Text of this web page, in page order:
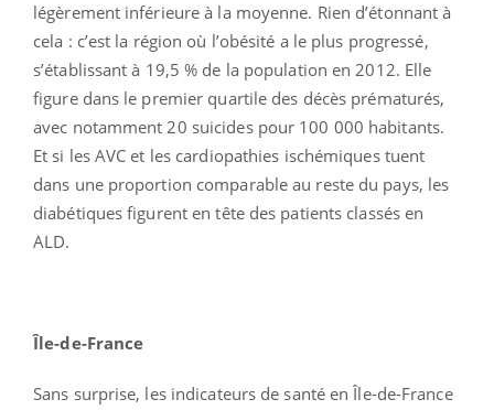
légèrement inférieure à la moyenne. Rien d’étonnant à
cela : c’est la région où l’obésité a le plus progressé,
s’établissant à 19,5 % de la population en 2012. Elle
figure dans le premier quartile des décès prématurés,
avec notamment 20 suicides pour 100 000 habitants.
Et si les AVC et les cardiopathies ischémiques tuent
dans une proportion comparable au reste du pays, les
diabétiques figurent en tête des patients classés en
ALD.
Île-de-France
Sans surprise, les indicateurs de santé en Île-de-France